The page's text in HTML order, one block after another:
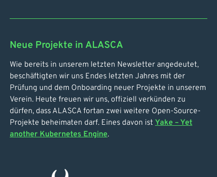
Neue Projekte in ALASCA
Wie bereits in unserem letzten Newsletter angedeutet,
beschäftigten wir uns Endes letzten Jahres mit der
Prüfung und dem Onboarding neuer Projekte in unserem
Verein. Heute freuen wir uns, offiziell verkünden zu
dürfen, dass ALASCA fortan zwei weitere Open-Source-
Projekte beheimaten darf. Eines davon ist Yake – Yet
another Kubernetes Engine.